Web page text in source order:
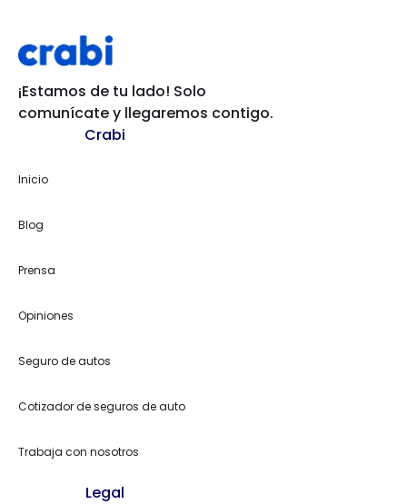
¡Estamos de tu lado! Solo
comunícate y llegaremos contigo.
Crabi
Inicio
Blog
Prensa
Opiniones
Seguro de autos
Cotizador de seguros de auto
Trabaja con nosotros
Legal